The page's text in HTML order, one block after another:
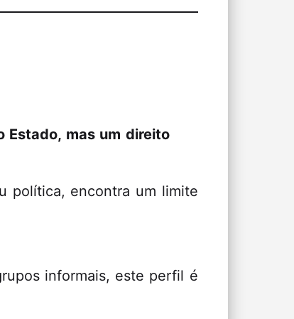
Estado, mas um direito
política, encontra um limite
informais, este perfil é